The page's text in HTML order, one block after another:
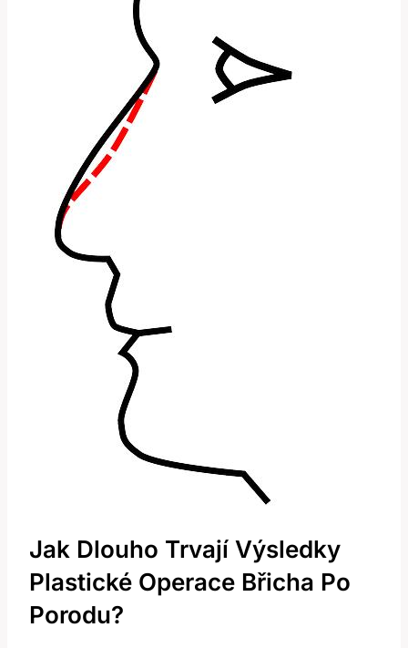
Jak Dlouho Trvají Výsledky
Plastické Operace Břicha Po
Porodu?